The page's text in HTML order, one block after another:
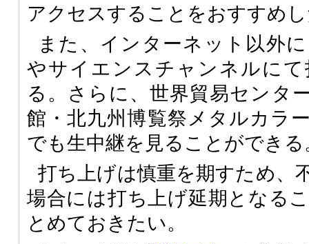
アクセスすることをおすすめ
また、インターネット以外
やサイエンスチャンネルに
る。さらに、世界貿易センタ
館・北九州博覧祭メタルカラ
でも生中継を見ることができる
打ち上げは慎重を期すため、
場合には打ち上げ延期となる
とめておきたい。